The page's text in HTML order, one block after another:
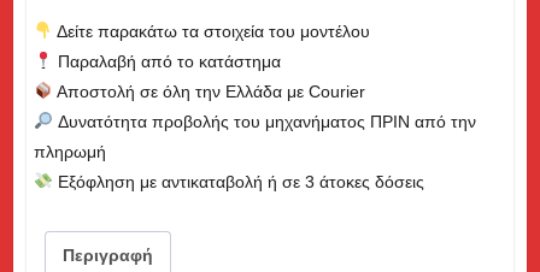
από
Εκθεσιακές
ποσότητα
Δείτε παρακάτω τα στοιχεία του μοντέλου
Παραλαβή από το κατάστημα
Αποστολή σε όλη την Ελλάδα με Courier
Δυνατότητα προβολής του μηχανήματος ΠΡΙΝ από την
πληρωμή
Εξόφληση με αντικαταβολή ή σε 3 άτοκες δόσεις
Περιγραφή